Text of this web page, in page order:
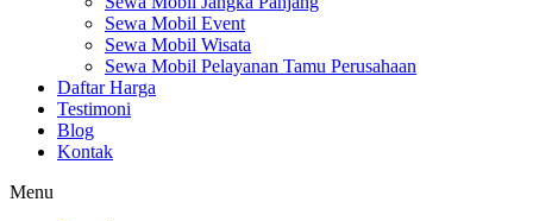
Sewa Mobil Event
Sewa Mobil Wisata
Sewa Mobil Pelayanan Tamu Perusahaan
Daftar Harga
Testimoni
Blog
Kontak
Menu